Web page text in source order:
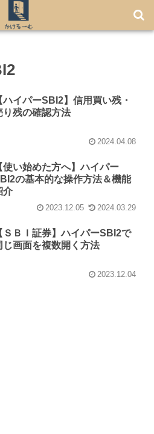
電動キックボード「LUUP」の始め方
ハイパーSBI2】信用買い残・
り残の確認方法
2024.04.08
使い始めた方へ】ハイパー
の基本的な操作方法＆機能
介
2023.12.05 2024.03.29
ＳＢＩ証券】ハイパーSBI2で
じ画面を複数開く方法
2023.12.04